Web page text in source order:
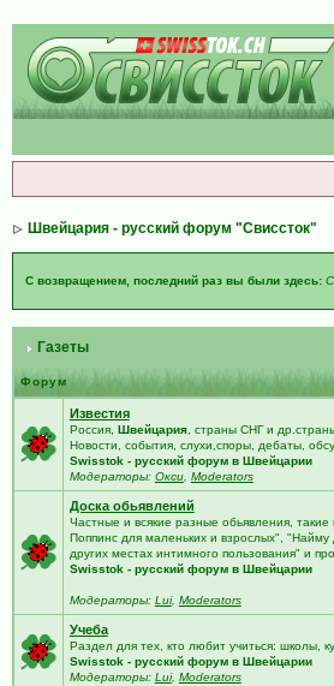
Швейцария - русский форум "Свиссток"
С возвращением, последний раз вы были здесь:
Газеты
Форум
Известия
Россия, Швейцария, страны СНГ и
Новости, события, слухи,споры, дебаты,
Swisstok - русский форум в Швейцарии
Модераторы: Окси, Moderators
Доска обьявлений
Частные и всякие разные обьявления,
Поппинс для маленьких и взрослых",
других местах интимного пользования" и
Swisstok - русский форум в Швейцарии
Модераторы: Lui, Moderators
Учеба
Раздел для тех, кто любит учиться: школы,
Swisstok - русский форум в Швейцарии
Модераторы: Lui, Moderators